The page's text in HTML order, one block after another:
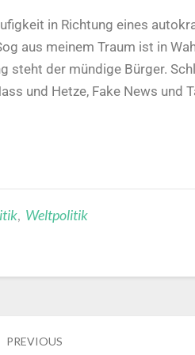
in Richtung eines
aus meinem Traum ist in
steht der mündige Bürger.
und Hetze, Fake News und
, Weltpolitik
PREVIOUS